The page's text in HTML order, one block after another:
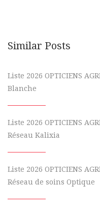
Similar Posts
Liste 2026 OPTICIENS
Blanche
Liste 2026 OPTICIENS
Réseau Kalixia
Liste 2026 OPTICIENS
Réseau de soins Optique